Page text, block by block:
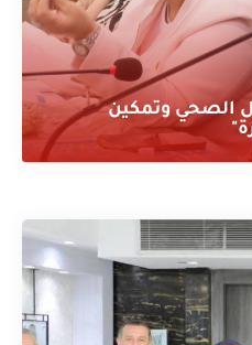
الصحي وتمكين